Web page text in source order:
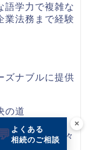
語学力で複雑な
業法務まで経験
ズナブルに提供
の道
を目指して日々
よくある
相続のご相談
×